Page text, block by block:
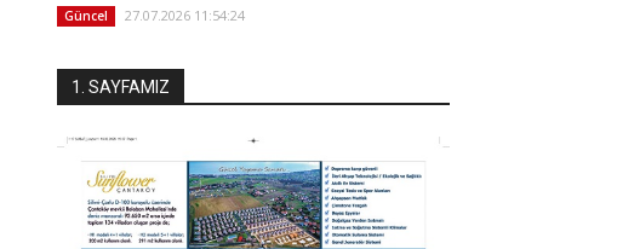
Güncel 27.07.2026 11:54:24
1. SAYFAMIZ